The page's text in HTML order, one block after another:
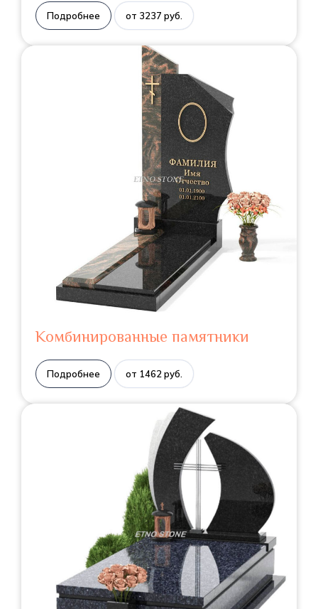
Подробнее от 3237 руб.
Комбинированные памятники
Подробнее от 1462 руб.